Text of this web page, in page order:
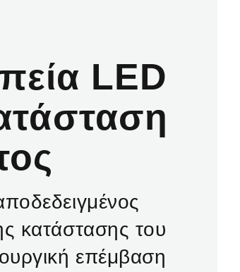
LED
κατάστασης του
επέμβαση